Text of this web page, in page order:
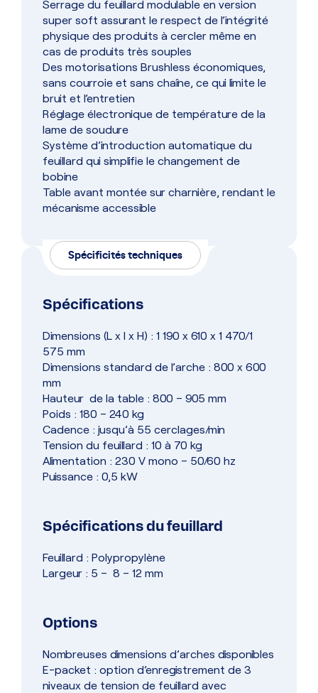
Serrage du feuillard modulable en version
super soft assurant le respect de l’intégrité
physique des produits à cercler même en
cas de produits très souples
Des motorisations Brushless économiques,
sans courroie et sans chaîne, ce qui limite le
bruit et l’entretien
Réglage électronique de température de la
lame de soudure
Système d’introduction automatique du
feuillard qui simplifie le changement de
bobine
Table avant montée sur charnière, rendant le
mécanisme accessible
Spécificités techniques
Spécifications
Dimensions (L x l x H) : 1 190 x 610 x 1 470/1
575 mm
Dimensions standard de l’arche : 800 x 600
mm
Hauteur de la table : 800 – 905 mm
Poids : 180 – 240 kg
Cadence : jusqu’à 55 cerclages/min
Tension du feuillard : 10 à 70 kg
Alimentation : 230 V mono – 50/60 hz
Puissance : 0,5 kW
Spécifications du feuillard
Feuillard : Polypropylène
Largeur : 5 – 8 – 12 mm
Options
Nombreuses dimensions d’arches disponibles
E-packet : option d’enregistrement de 3
niveaux de tension de feuillard avec